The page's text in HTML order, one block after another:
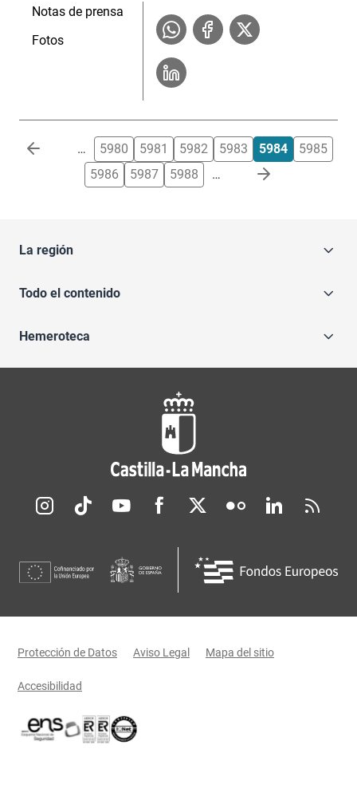
Notas de prensa
Fotos
Paginación … 5980 5981 5982 5983 5984
5985
5986
5987 5988 …
La región
Todo el contenido
Hemeroteca
Redes sociales JCCM
Menú legal
Protección de Datos Aviso Legal Mapa del sitio
Accesibilidad